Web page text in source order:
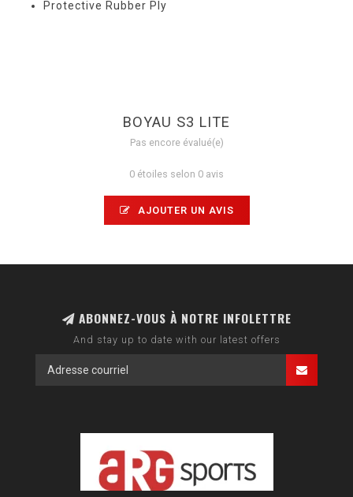
Protective Rubber Ply
BOYAU S3 LITE
Pas encore évalué(e)
0 étoiles selon 0 avis
AJOUTER UN AVIS
ABONNEZ-VOUS À NOTRE INFOLETTRE
And stay up to date with our latest offers